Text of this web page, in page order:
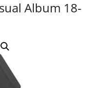
Album 18-